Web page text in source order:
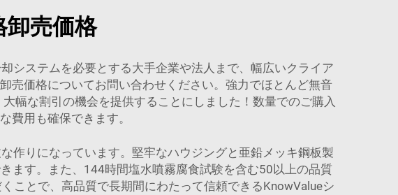
卸売価格
システムを必要とする大手企業や法人まで、幅広いクライア
売価格についてお問い合わせください。強力でほとんど無音
幅な割引の機会を提供することにしました！数量でのご購入
費用も確保できます。
作りになっています。堅牢なハウジングと亜鉛メッキ鋼板製
ます。また、144時間塩水噴霧腐食試験を含む50以上の品質
ことで、高品質で長期間にわたって信頼できるKnowValueシ